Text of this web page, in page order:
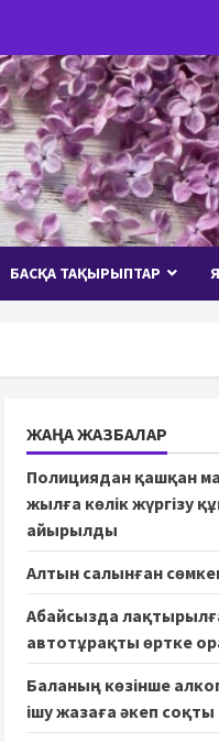
БАСҚА ТАҚЫРЫПТАР
ЖАҢА ЖАЗБАЛАР
Полициядан қашқан
жылға көлік жүргізу
айырылды
Алтын салынған
Абайсызда
автотұрақты өртке
Баланың көзінше
ішу жазаға әкеп соқты